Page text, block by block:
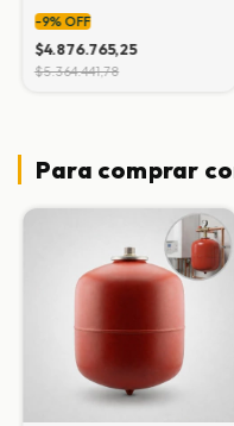
(Calefacción 220 m2)
-9% OFF
$4.876.765,25
$5.364.441,78
Para comprar